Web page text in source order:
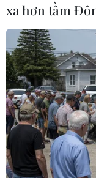
#Liên hoan nghệ
#Dân tộc Raglai
Theo dõi
xa hơn tầm